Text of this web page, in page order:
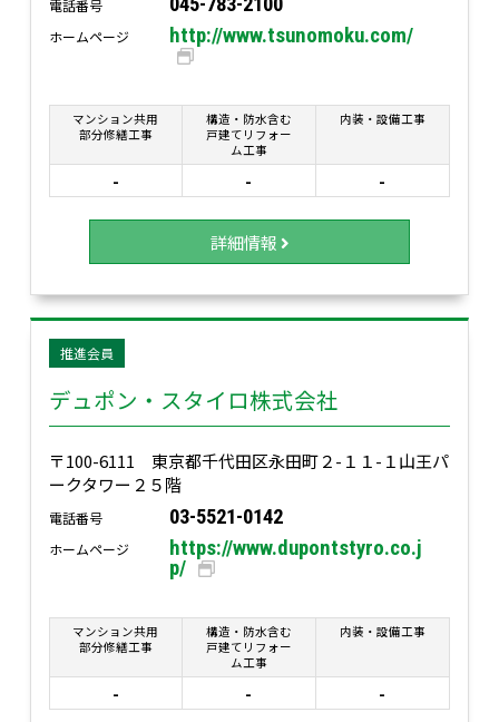
電話番号
ホームページ http://www.tsunomoku.com/
マンション共用
部分修繕工事
構造・防水含む
戸建てリフォー
ム工事
内装・設備工事
- - -
詳細情報
デュポン・スタイロ株式会社
推進会員
〒100-6111 東京都千代田区永田町２-１１-１山王パ
ークタワー２５階
電話番号 03-5521-0142
ホームページ
https://www.dupontstyro.co.j
p/
マンション共用
部分修繕工事
構造・防水含む
戸建てリフォー
ム工事
内装・設備工事
- - -